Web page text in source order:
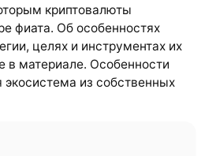
криптовалюты
фиата. Об особенностях
целях и инструментах их
в материале. Особенности
из собственных